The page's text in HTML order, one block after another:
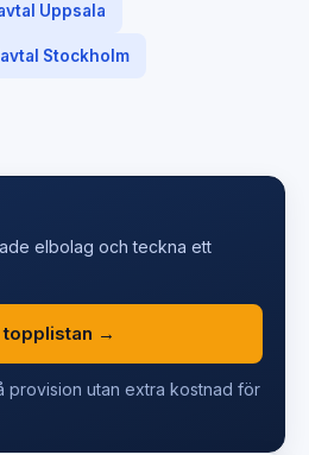
Uppsala
Stockholm
elbolag och teckna ett
topplistan →
provision utan extra kostnad för